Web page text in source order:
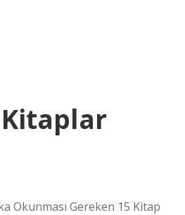
Okunması Gereken 15 Kitap